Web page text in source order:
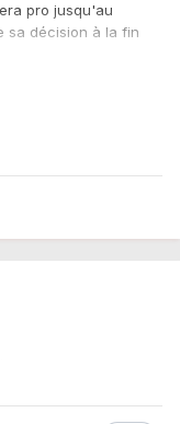
pro jusqu'au
sa décision à la fin